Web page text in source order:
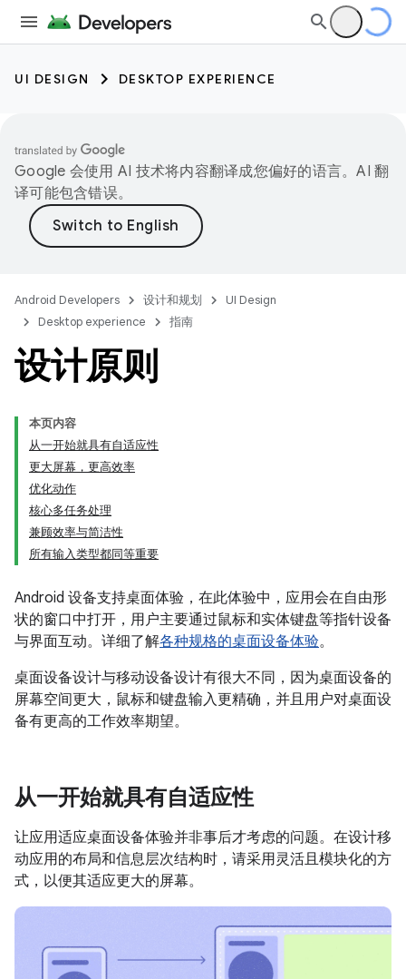
UI DESIGN DESKTOP EXPERIENCE
Google 会使用 AI 技术将内容翻译成您偏好的语言。AI 翻
译可能包含错误。
Android Developers 设计和规划
UI Design
Desktop experience
指南
设计原则
本页内容
从一开始就具有自适应性
更大屏幕，更高效率
优化动作
核心多任务处理
兼顾效率与简洁性
所有输入类型都同等重要
Android 设备支持桌面体验，在此体验中，应用会在自由形
状的窗口中打开，用户主要通过鼠标和实体键盘等指针设备
与界面互动。详细了解各种规格的桌面设备体验。
桌面设备设计与移动设备设计有很大不同，因为桌面设备的
屏幕空间更大，鼠标和键盘输入更精确，并且用户对桌面设
备有更高的工作效率期望。
从一开始就具有自适应性
让应用适应桌面设备体验并非事后才考虑的问题。在设计移
动应用的布局和信息层次结构时，请采用灵活且模块化的方
式，以便其适应更大的屏幕。